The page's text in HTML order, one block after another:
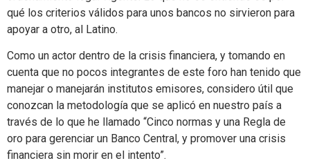
qué los criterios válidos para unos bancos no sirvieron para
apoyar a otro, al Latino.
Como un actor dentro de la crisis financiera, y tomando en
cuenta que no pocos integrantes de este foro han tenido que
manejar o manejarán institutos emisores, considero útil que
conozcan la metodología que se aplicó en nuestro país a
través de lo que he llamado “Cinco normas y una Regla de
oro para gerenciar un Banco Central, y promover una crisis
financiera sin morir en el intento”.